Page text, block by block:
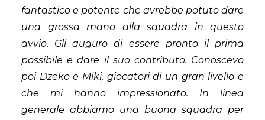
fantastico e potente che avrebbe potuto dare
una grossa mano alla squadra in questo
avvio. Gli auguro di essere pronto il prima
possibile e dare il suo contributo. Conoscevo
poi Dzeko e Miki, giocatori di un gran livello e
che mi hanno impressionato. In linea
generale abbiamo una buona squadra per